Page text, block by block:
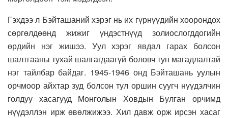
Гэхдээ л Бэйташаний хэрэг нь их гүрнүүдийн хоорондох
сөргөлдөөнд жижиг үндэстнүүд золиослогддогийн
өрдийн нэг жишээ. Уул хэрэг явдал гарах болсон
шалтгааны тухай шалгагдаагүй боловч тун магадлалтай
нэг тайлбар байдаг. 1945-1946 онд Бэйташань уулын
орчмоор айхтар зуд болсон тул оршин суугч нүүдэлчин
голдуу хасагууд Монголын Ховдын Булган орчимд
нүүдэллэн ирж өвөлжижээ. Хил давж орж ирсэн хасаг